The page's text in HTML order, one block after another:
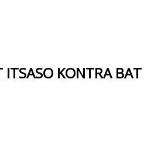
los
ITSASO KONTRA